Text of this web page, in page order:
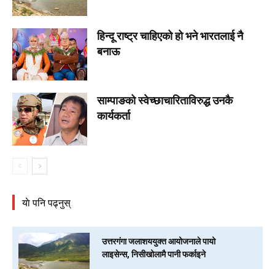
हिन्दू राष्ट्र चाहिएको हो भने भारतलाई नै
बनाऊ
साम्पाङको स्वेच्छाचारिताविरुद्ध उनकै
कार्यकर्ता
याे पनि पढ्नुस्
उत्तरगंगा जलाशययुक्त आयोजनाले पायो
लाइसेन्स, निसीखोलामै पानी फर्काइने